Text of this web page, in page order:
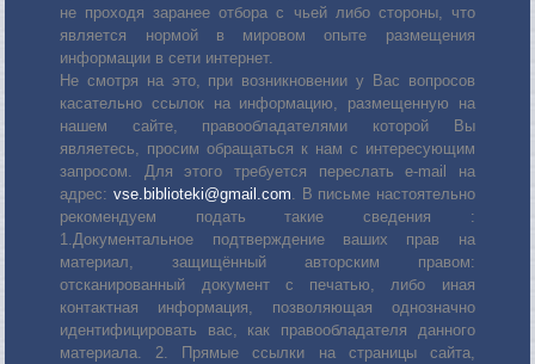
не проходя заранее отбора с чьей либо стороны, что
является нормой в мировом опыте размещения
информации в сети интернет.
Не смотря на это, при возникновении у Вас вопросов
касательно ссылок на информацию, размещенную на
нашем сайте, правообладателями которой Вы
являетесь, просим обращаться к нам с интересующим
запросом. Для этого требуется переслать е-mail на
адрес: vse.biblioteki@gmail.com . В письме настоятельно
рекомендуем подать такие сведения :
1.Документальное подтверждение ваших прав на
материал, защищённый авторским правом:
отсканированный документ с печатью, либо иная
контактная информация, позволяющая однозначно
идентифицировать вас, как правообладателя данного
материала. 2. Прямые ссылки на страницы сайта,